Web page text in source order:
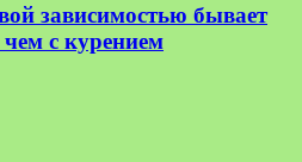
зависимостью бывает
с курением